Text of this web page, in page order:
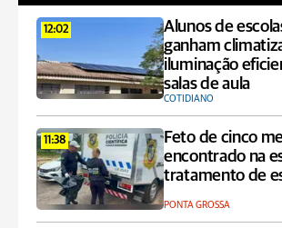
12:02
Alunos de
ganham
iluminação
salas de aula
COTIDIANO
11:38
Feto de cinco
encontrado na
tratamento de
PONTA GROSSA